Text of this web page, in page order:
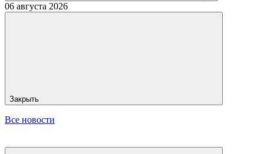
06 августа 2026
Закрыть
Все новости